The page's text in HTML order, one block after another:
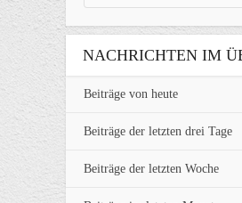
NACHRICHTEN IM
Beiträge von heute
Beiträge der letzten drei Tage
Beiträge der letzten Woche